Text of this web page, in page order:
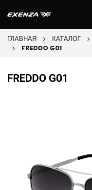
ГЛАВНАЯ КАТАЛОГ
FREDDO G01
FREDDO G01